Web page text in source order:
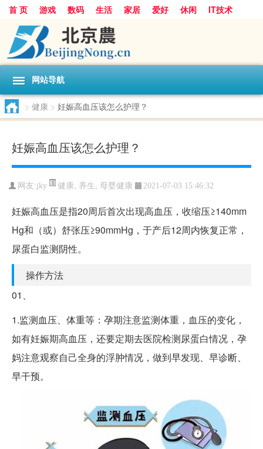
首 页 游戏 数码 生活 家居 爱好 休闲
IT技术
互联网
手机 购物
网站导航
> 健康 > 妊娠高血压该怎么护理？
妊娠高血压该怎么护理？
网友:jky 健康, 养生, 母婴健康 2021-07-03 15:46:32
妊娠高血压是指20周后首次出现高血压，收缩压≥140mm
Hg和（或）舒张压≥90mmHg，于产后12周内恢复正常，
尿蛋白监测阴性。
操作方法
01、
1.监测血压、体重等：孕期注意监测体重，血压的变化，
如有妊娠期高血压，还要定期去医院检测尿蛋白情况，孕
妈注意观察自己全身的浮肿情况，做到早发现、早诊断、
早干预。